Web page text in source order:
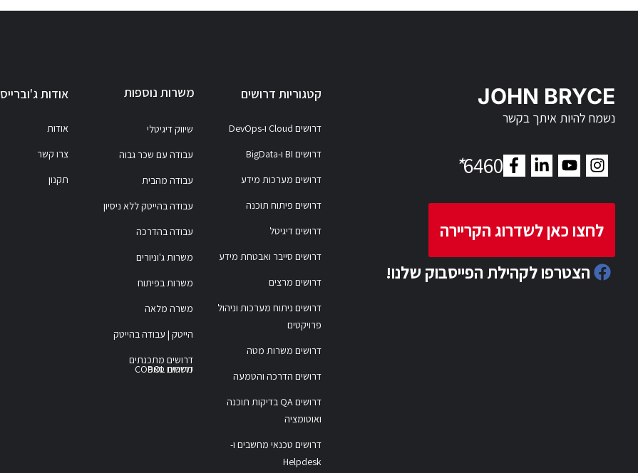
JOHN BRYCE
נשמח להיות איתך בקשר
6460
*
לחצו כאן לשדרוג הקריירה
הצטרפו לקהילת הפייסבוק שלנו!
קטגוריות דרושים
דרושים Cloud ו-DevOps
דרושים BI ו-BigData
דרושים מערכות מידע
דרושים פיתוח תוכנה
דרושים דיגיטל
דרושים סייבר ואבטחת מידע
דרושים מרצים
דרושים ניתוח מערכות וניהול
פרויקטים
דרושים משרות מטה
דרושים הדרכה והטמעה
דרושים QA בדיקות תוכנה
ואוטומציה
דרושים טכנאי מחשבים ו-
Helpdesk
משרות נוספות
שיווק דיגיטלי
עבודה עם שכר גבוה
עבודה מהבית
עבודה בהייטק ללא ניסיון
עבודה בהדרכה
משרות ג'וניורים
משרות בפיתוח
משרה מלאה
הייטק | עבודה בהייטק
דרושים מתכנתים
דרושים סאפ
משרות COBOL
אודות ג'וברייס
אודות
צרו קשר
תקנון